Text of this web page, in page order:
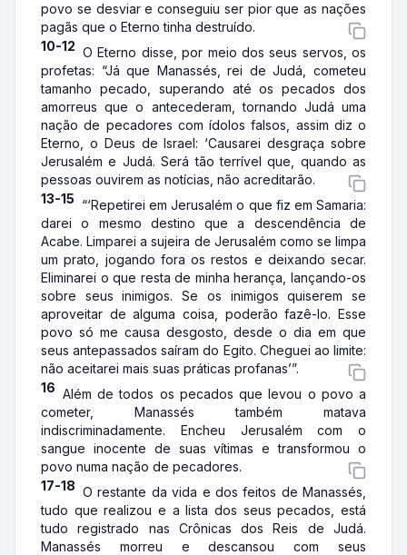
povo se desviar e conseguiu ser pior que as nações
pagãs que o Eterno tinha destruído.
10-12 O Eterno disse, por meio dos seus servos, os
profetas: “Já que Manassés, rei de Judá, cometeu
tamanho pecado, superando até os pecados dos
amorreus que o antecederam, tornando Judá uma
nação de pecadores com ídolos falsos, assim diz o
Eterno, o Deus de Israel: ‘Causarei desgraça sobre
Jerusalém e Judá. Será tão terrível que, quando as
pessoas ouvirem as notícias, não acreditarão.
13-15 “‘Repetirei em Jerusalém o que fiz em Samaria:
darei o mesmo destino que a descendência de
Acabe. Limparei a sujeira de Jerusalém como se limpa
um prato, jogando fora os restos e deixando secar.
Eliminarei o que resta de minha herança, lançando-os
sobre seus inimigos. Se os inimigos quiserem se
aproveitar de alguma coisa, poderão fazê-lo. Esse
povo só me causa desgosto, desde o dia em que
seus antepassados saíram do Egito. Cheguei ao limite:
não aceitarei mais suas práticas profanas’”.
16 Além de todos os pecados que levou o povo a
cometer, Manassés também matava
indiscriminadamente. Encheu Jerusalém com o
sangue inocente de suas vítimas e transformou o
povo numa nação de pecadores.
17-18 O restante da vida e dos feitos de Manassés,
tudo que realizou e a lista dos seus pecados, está
tudo registrado nas Crônicas dos Reis de Judá.
Manassés morreu e descansou com seus